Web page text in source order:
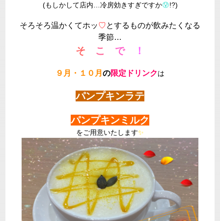
(もしかして店内…冷房効きすぎですか😰!?)
そろそろ温かくてホッ♡とするものが飲みたくなる
季節…
そ こ で ！
９月・１０月 の限定ドリンクは
パンプキンラテ
パンプキンミルク
をご用意いたします✨